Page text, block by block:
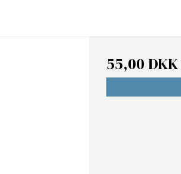
55,00 DKK